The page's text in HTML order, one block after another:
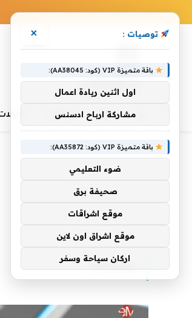
أخبار مقالات
الرئيسية» بمهاراتك
بمهاراتك
توصيات : ×
باقة متميزة VIP (كود: AA38045):
اول اثنين ريادة اعمال
مشاركة ارباح ادسنس
باقة متميزة VIP (كود: AA35872):
ضوء التعليمي
صحيفة برق
موقع اشراقات
موقع اشراق اون لاين
اركان سياحة وسفر